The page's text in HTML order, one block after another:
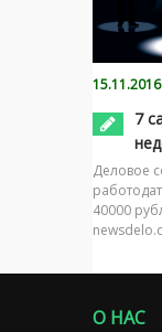
15.11.2016
7
Деловое
40000
О НАС